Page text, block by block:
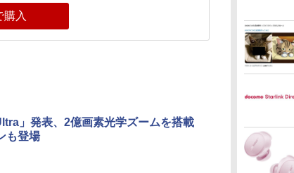
購入
」発表、2億画素光学ズームを搭載
も登場